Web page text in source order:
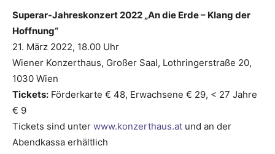
Superar-Jahreskonzert 2022 „An die Erde – Klang der
Hoffnung“
21. März 2022, 18.00 Uhr
Wiener Konzerthaus, Großer Saal, Lothringerstraße 20,
1030 Wien
Tickets: Förderkarte € 48, Erwachsene € 29, < 27 Jahre
€ 9
Tickets sind unter www.konzerthaus.at und an der
Abendkassa erhältlich